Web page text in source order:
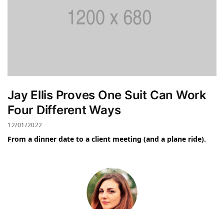
Jay Ellis Proves One Suit Can Work
Four Different Ways
12/01/2022
From a dinner date to a client meeting (and a plane ride).